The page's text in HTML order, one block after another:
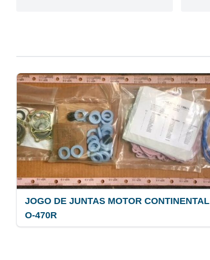
JOGO DE JUNTAS MOTOR CONTINENTAL
O-470R